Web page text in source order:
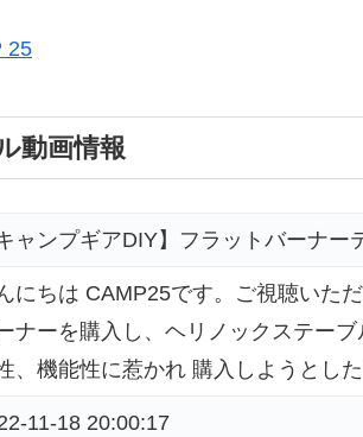
25
動画情報
キャンプギアDIY】フラットバーナ
にちは CAMP25です。ご視聴いた
ナーを購入し、ヘリノックステー
、機能性に惹かれ 購入しようとし
11-18 20:00:17